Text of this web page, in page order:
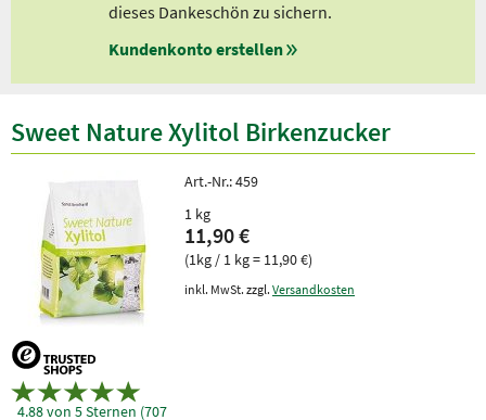
dieses Dankeschön zu sichern.
Kundenkonto erstellen
Sweet Nature Xylitol Birkenzucker
4.88 von 5 Sternen (707
Art.-Nr.:459
1 kg
11,90 €
(1kg / 1 kg = 11,90 €)
inkl. MwSt. zzgl. Versandkosten